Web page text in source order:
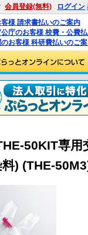
会員登録(無料) ログイン
様 請求書払いのご案内
庁のお客様 校費・公費
お客様 科研費払いのご
50KIT専
) (THE-